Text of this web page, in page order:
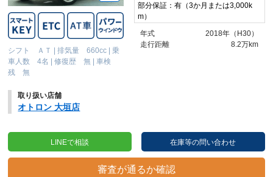
シフト ＡＴ |排気量 660cc |乗
車人数 4名
|修復歴 無 |車検
残 無
部分保証：有（3か月または3,000k
m）
年式
2018年（H30）
走行距離
8.2万km
取り扱い店舗
オトロン 大垣店
LINEで相談 在庫等の問い合わせ
審査が通るか確認